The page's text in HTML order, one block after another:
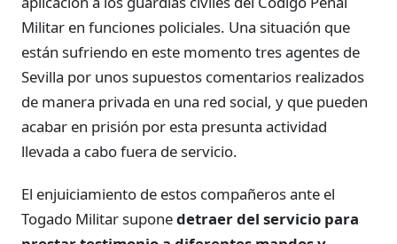
Militar en funciones policiales. Una situación que
están sufriendo en este momento tres agentes de
Sevilla por unos supuestos comentarios realizados
de manera privada en una red social, y que pueden
acabar en prisión por esta presunta actividad
llevada a cabo fuera de servicio.
El enjuiciamiento de estos compañeros ante el
Togado Militar suponedetraer del servicio para